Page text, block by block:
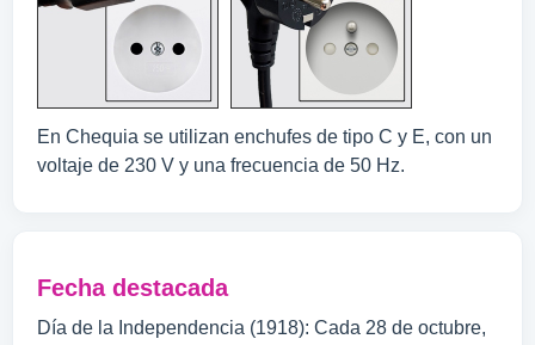
En Chequia se utilizan enchufes de tipo C y E, con un
voltaje de 230 V y una frecuencia de 50 Hz.
Fecha destacada
Día de la Independencia (1918): Cada 28 de octubre,